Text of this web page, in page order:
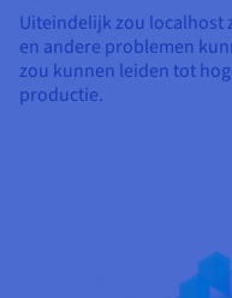
Uiteindelijk zou localhost
en andere problemen
zou kunnen leiden tot
productie.